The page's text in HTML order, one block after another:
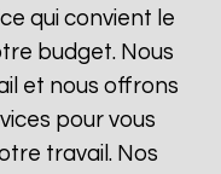
qui convient le
budget. Nous
et nous offrons
pour vous
travail. Nos